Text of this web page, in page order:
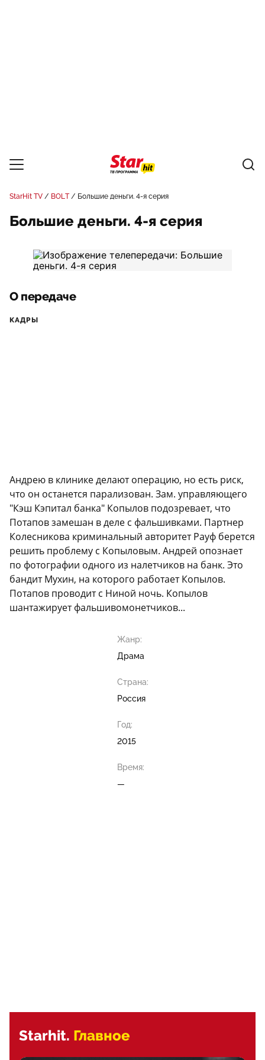
StarHit TV BOLT Большие деньги. 4-я серия
Большие деньги. 4-я серия
О передаче
КАДРЫ
Андрею в клинике делают операцию, но есть риск,
что он останется парализован. Зам. управляющего
"Кэш Кэпитал банка" Копылов подозревает, что
Потапов замешан в деле с фальшивками. Партнер
Колесникова криминальный авторитет Рауф берется
решить проблему с Копыловым. Андрей опознает
по фотографии одного из налетчиков на банк. Это
бандит Мухин, на которого работает Копылов.
Потапов проводит с Ниной ночь. Копылов
шантажирует фальшивомонетчиков...
Жанр:
Драма
Страна:
Россия
Год:
2015
Время:
—
Starhit. Главное